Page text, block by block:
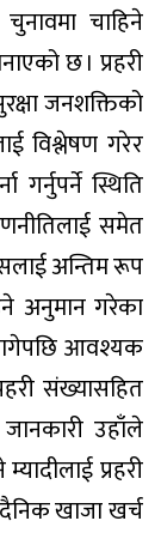
चाहिने
छ । प्रहरी
जनशक्तिको
विश्लेषण गरेर
गर्नुपर्ने स्थिति
समेत
अन्तिम रूप
अनुमान गरेका
आवश्यक
संख्यासहित
उहाँले
प्रहरी
खाजा खर्च